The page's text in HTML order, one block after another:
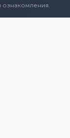
ознакомления.